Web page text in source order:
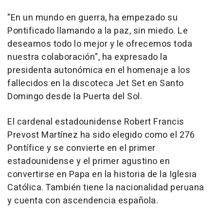
"En un mundo en guerra, ha empezado su
Pontificado llamando a la paz, sin miedo. Le
deseamos todo lo mejor y le ofrecemos toda
nuestra colaboración", ha expresado la
presidenta autonómica en el homenaje a los
fallecidos en la discoteca Jet Set en Santo
Domingo desde la Puerta del Sol.
El cardenal estadounidense Robert Francis
Prevost Martínez ha sido elegido como el 276
Pontífice y se convierte en el primer
estadounidense y el primer agustino en
convertirse en Papa en la historia de la Iglesia
Católica. También tiene la nacionalidad peruana
y cuenta con ascendencia española.